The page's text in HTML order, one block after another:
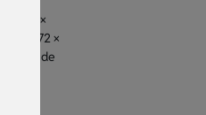
7.5 ×
72 ×